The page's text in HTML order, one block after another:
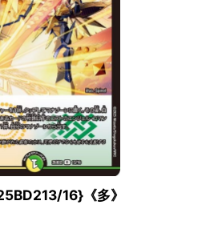
16}《多》